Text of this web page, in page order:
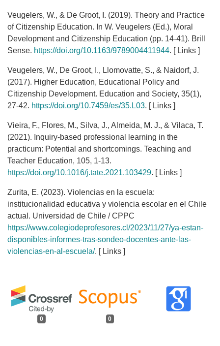
0 0
Veugelers, W., & De Groot, I. (2019). Theory and Practice
of Citizenship Education. In W. Veugelers (Ed.), Moral
Development and Citizenship Education (pp. 14-41). Brill
Sense. https://doi.org/10.1163/9789004411944. [ Links ]
Veugelers, W., De Groot, I., Llomovatte, S., & Naidorf, J.
(2017). Higher Education, Educational Policy and
Citizenship Development. Education and Society, 35(1),
27-42. https://doi.org/10.7459/es/35.L03. [ Links ]
Vieira, F., Flores, M., Silva, J., Almeida, M. J., & Vilaca, T.
(2021). Inquiry-based professional learning in the
practicum: Potential and shortcomings. Teaching and
Teacher Education, 105, 1-13.
https://doi.org/10.1016/j.tate.2021.103429. [ Links ]
Zurita, E. (2023). Violencias en la escuela:
institucionalidad educativa y violencia escolar en el Chile
actual. Universidad de Chile / CPPC
https://www.colegiodeprofesores.cl/2023/11/27/ya-estan-
disponibles-informes-tras-sondeo-docentes-ante-las-
violencias-en-al-escuela/. [ Links ]